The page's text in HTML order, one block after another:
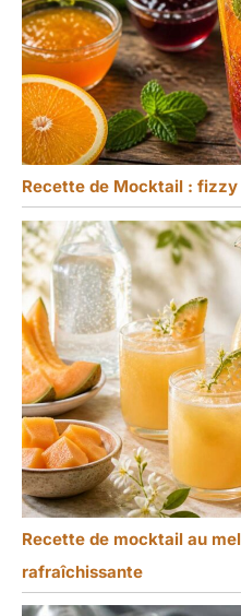
Recette de Mocktail :
Recette de mocktail au
rafraîchissante